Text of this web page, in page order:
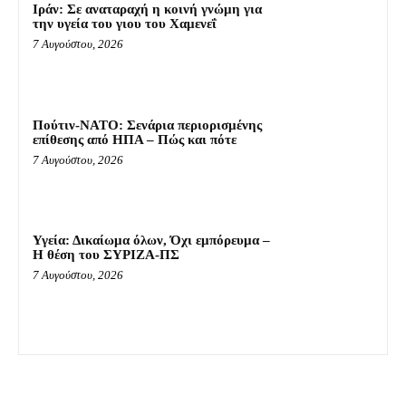
Ιράν: Σε αναταραχή η κοινή γνώμη για
την υγεία του γιου του Χαμενεΐ
7 Αυγούστου, 2026
Πούτιν-ΝΑΤΟ: Σενάρια περιορισμένης
επίθεσης από ΗΠΑ – Πώς και πότε
7 Αυγούστου, 2026
Υγεία: Δικαίωμα όλων, Όχι εμπόρευμα –
Η θέση του ΣΥΡΙΖΑ-ΠΣ
7 Αυγούστου, 2026